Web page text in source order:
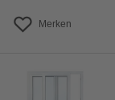
Merken